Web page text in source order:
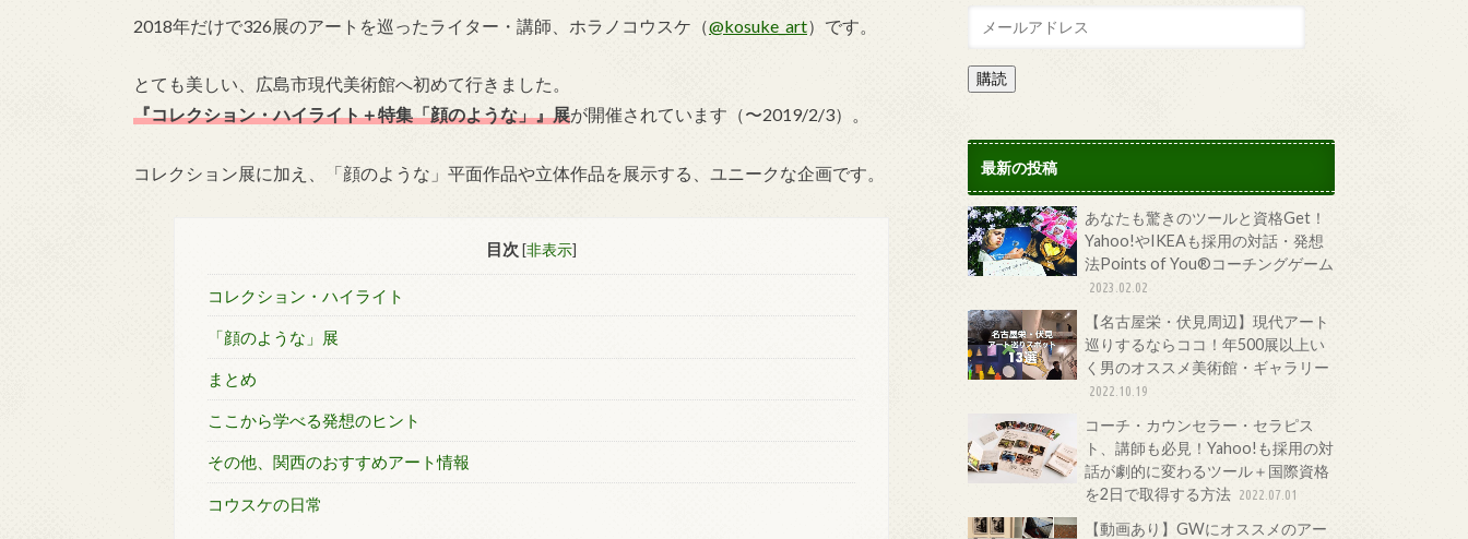
2018年だけで326展のアートを巡ったライター・講師、ホラノコウスケ（@kosuke_art）です。
とても美しい、広島市現代美術館へ初めて行きました。
『コレクション・ハイライト＋特集「顔のような」』展が開催されています（〜2019/2/3）。
コレクション展に加え、「顔のような」平面作品や立体作品を展示する、ユニークな企画です。
目次 [非表示]
コレクション・ハイライト
「顔のような」展
まとめ
ここから学べる発想のヒント
その他、関西のおすすめアート情報
コウスケの日常
購読
最新の投稿
あなたも驚きのツールと資格Get！
Yahoo!やIKEAも採用の対話・発想
法Points of You®コーチングゲーム
2023.02.02
【名古屋栄・伏見周辺】現代アート
巡りするならココ！年500展以上い
く男のオススメ美術館・ギャラリー
2022.10.19
コーチ・カウンセラー・セラピス
ト、講師も必見！Yahoo!も採用の対
話が劇的に変わるツール＋国際資格
を2日で取得する方法 2022.07.01
【動画あり】GWにオススメのアー